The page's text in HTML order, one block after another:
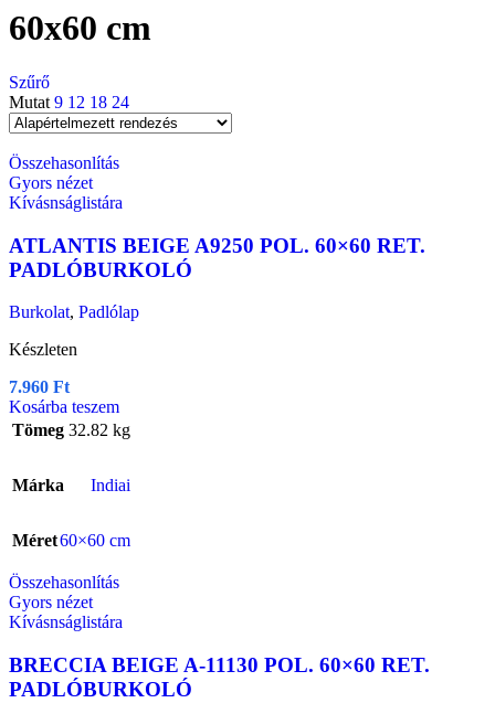
60x60 cm
Szűrő
Mutat 9 12 18 24
Összehasonlítás
Gyors nézet
Kívásnságlistára
ATLANTIS BEIGE A9250 POL. 60×60 RET.
PADLÓBURKOLÓ
Burkolat, Padlólap
Készleten
7.960 Ft
Kosárba teszem
Tömeg 32.82 kg
Márka Indiai
Méret60×60 cm
Összehasonlítás
Gyors nézet
Kívásnságlistára
BRECCIA BEIGE A-11130 POL. 60×60 RET.
PADLÓBURKOLÓ